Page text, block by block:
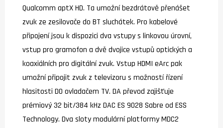
Qualcomm aptX HD. Ta umožní bezdrátově přenášet
zvuk ze zesilovače do BT sluchátek. Pro kabelové
připojení jsou k dispozici dva vstupy s linkovou úrovní,
vstup pro gramofon a dvě dvojice vstupů optických a
koaxiálních pro digitální zvuk. Vstup HDMI eArc pak
umožní připojit zvuk z televizoru s možností řízení
hlasitosti DO ovladačem TV. DA převod zajišťuje
prémiový 32 bit/384 kHz DAC ES 9028 Sabre od ESS
Technology. Dva sloty modulární platformy MDC2